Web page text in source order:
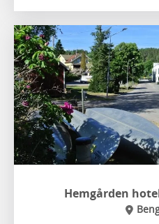
Hemgården